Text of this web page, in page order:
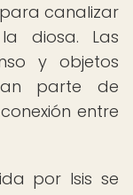
canalizar
diosa. Las
y objetos
parte de
entre
por Isis se